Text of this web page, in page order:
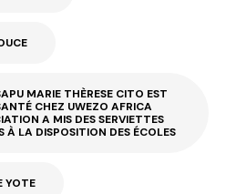
MARIE THÈRESE CITO EST
CHEZ UWEZO AFRICA
A MIS DES SERVIETTES
À LA DISPOSITION DES ÉCOLES
YOTE